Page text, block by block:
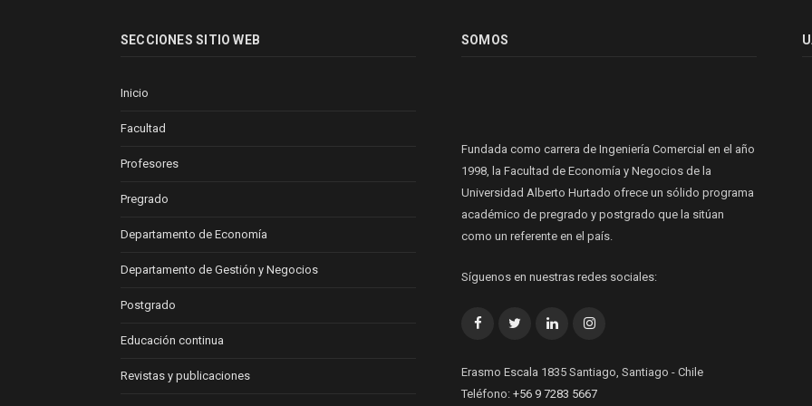
SECCIONES SITIO WEB
Inicio
Facultad
Profesores
Pregrado
Departamento de Economía
Departamento de Gestión y Negocios
Postgrado
Educación continua
Revistas y publicaciones
SOMOS
Fundada como carrera de Ingeniería Comercial en el año
1998, la Facultad de Economía y Negocios de la
Universidad Alberto Hurtado ofrece un sólido programa
académico de pregrado y postgrado que la sitúan
como un referente en el país.
Síguenos en nuestras redes sociales:
FacebookTwitterLinkedInInstagram
Erasmo Escala 1835 Santiago, Santiago - Chile
Teléfono: +56 9 7283 5667